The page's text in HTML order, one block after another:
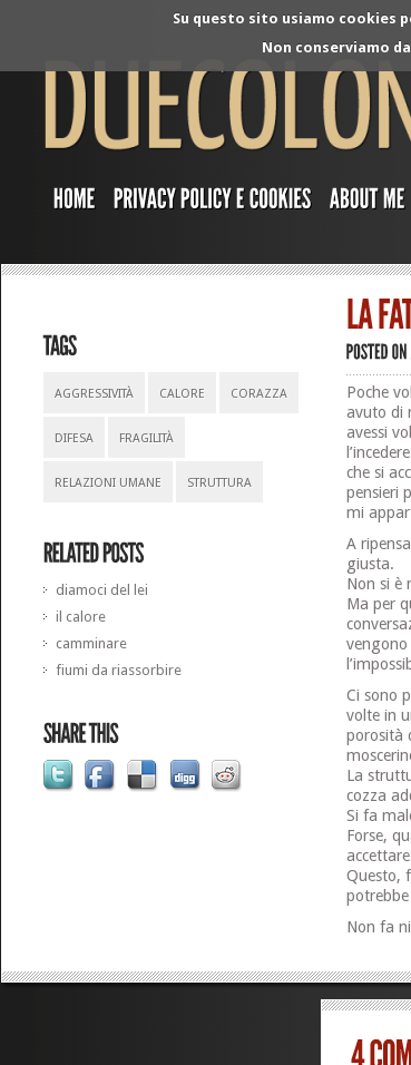
Su questo sito usiamo cookies
Non conserviamo
AGGRESSIVITÀ CALORE CORAZZA
DIFESA FRAGILITÀ
RELAZIONI UMANE STRUTTURA
diamoci del lei
il calore
camminare
fiumi da riassorbire
Poche
avuto di
avessi
che si
pensieri
mi
A
giusta.
Non si è
Ma per
vengono
Ci sono
volte in
porosità
La
cozza
Si fa
Forse,
Questo,
Non fa